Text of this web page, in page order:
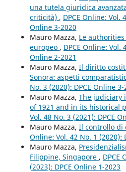
una tutela giuridica
criticità) , DPCE Online: Vol.
Online 3-2020
Mauro Mazza, Le authorities
europeo , DPCE Online: Vol.
Online 2-2021
Mauro Mazza, Il diritto
Sonora: aspetti
No. 3 (2020): DPCE Online 3-
Mauro Mazza, The judiciary
of 1921 and in its historical
Vol. 48 No. 3 (2021): DPCE
Mauro Mazza, Il controllo di
Online: Vol. 42 No. 1 (2020):
Mauro Mazza,
Filippine, Singapore , DPCE
(2023): DPCE Online 1-2023